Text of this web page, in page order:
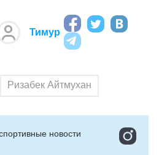
Тимур
Ризабек Айтмухан
новости